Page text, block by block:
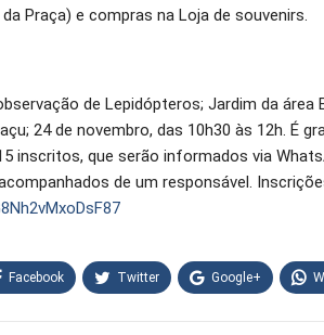
Praça) e compras na Loja de souvenirs.
de Lepidópteros; Jardim da área
24 de novembro, das 10h30 às 12h. É
inscritos, que serão informados via
de um responsável.
Facebook Twitter Google+